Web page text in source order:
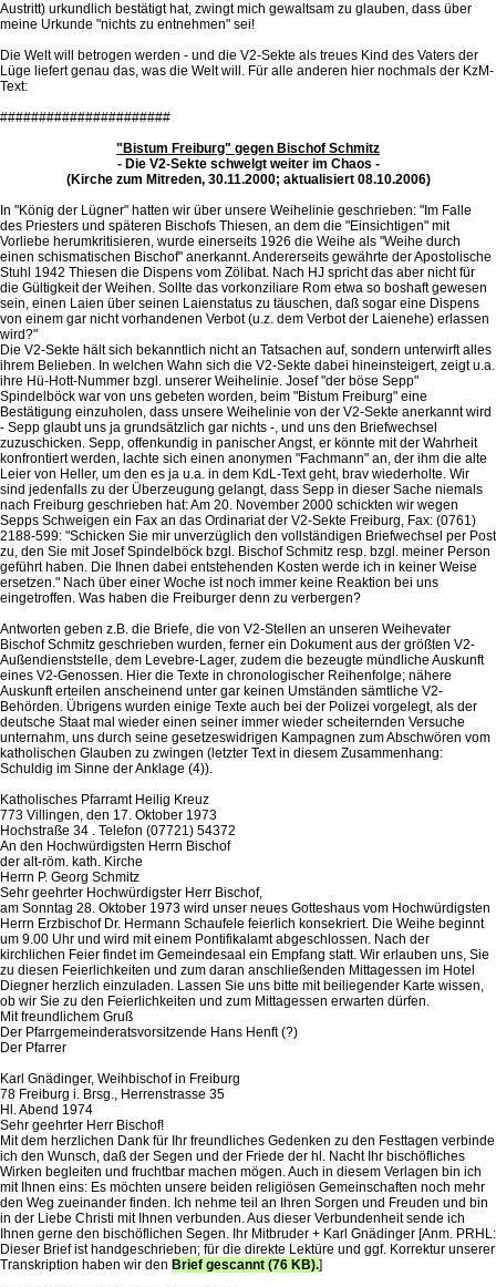
Austritt) urkundlich bestätigt hat, zwingt mich gewaltsam zu glauben, dass über
meine Urkunde "nichts zu entnehmen" sei!
Die Welt will betrogen werden - und die V2-Sekte als treues Kind des Vaters der
Lüge liefert genau das, was die Welt will. Für alle anderen hier nochmals der KzM-
Text:
######################
"Bistum Freiburg" gegen Bischof Schmitz
- Die V2-Sekte schwelgt weiter im Chaos -
(Kirche zum Mitreden, 30.11.2000; aktualisiert 08.10.2006)
In "König der Lügner" hatten wir über unsere Weihelinie geschrieben: "Im Falle
des Priesters und späteren Bischofs Thiesen, an dem die "Einsichtigen" mit
Vorliebe herumkritisieren, wurde einerseits 1926 die Weihe als "Weihe durch
einen schismatischen Bischof" anerkannt. Andererseits gewährte der Apostolische
Stuhl 1942 Thiesen die Dispens vom Zölibat. Nach HJ spricht das aber nicht für
die Gültigkeit der Weihen. Sollte das vorkonziliare Rom etwa so boshaft gewesen
sein, einen Laien über seinen Laienstatus zu täuschen, daß sogar eine Dispens
von einem gar nicht vorhandenen Verbot (u.z. dem Verbot der Laienehe) erlassen
wird?"
Die V2-Sekte hält sich bekanntlich nicht an Tatsachen auf, sondern unterwirft alles
ihrem Belieben. In welchen Wahn sich die V2-Sekte dabei hineinsteigert, zeigt u.a.
ihre Hü-Hott-Nummer bzgl. unserer Weihelinie. Josef "der böse Sepp"
Spindelböck war von uns gebeten worden, beim "Bistum Freiburg" eine
Bestätigung einzuholen, dass unsere Weihelinie von der V2-Sekte anerkannt wird
- Sepp glaubt uns ja grundsätzlich gar nichts -, und uns den Briefwechsel
zuzuschicken. Sepp, offenkundig in panischer Angst, er könnte mit der Wahrheit
konfrontiert werden, lachte sich einen anonymen "Fachmann" an, der ihm die alte
Leier von Heller, um den es ja u.a. in dem KdL-Text geht, brav wiederholte. Wir
sind jedenfalls zu der Überzeugung gelangt, dass Sepp in dieser Sache niemals
nach Freiburg geschrieben hat: Am 20. November 2000 schickten wir wegen
Sepps Schweigen ein Fax an das Ordinariat der V2-Sekte Freiburg, Fax: (0761)
2188-599: "Schicken Sie mir unverzüglich den vollständigen Briefwechsel per Post
zu, den Sie mit Josef Spindelböck bzgl. Bischof Schmitz resp. bzgl. meiner Person
geführt haben. Die Ihnen dabei entstehenden Kosten werde ich in keiner Weise
ersetzen." Nach über einer Woche ist noch immer keine Reaktion bei uns
eingetroffen. Was haben die Freiburger denn zu verbergen?
Antworten geben z.B. die Briefe, die von V2-Stellen an unseren Weihevater
Bischof Schmitz geschrieben wurden, ferner ein Dokument aus der größten V2-
Außendienststelle, dem Levebre-Lager, zudem die bezeugte mündliche Auskunft
eines V2-Genossen. Hier die Texte in chronologischer Reihenfolge; nähere
Auskunft erteilen anscheinend unter gar keinen Umständen sämtliche V2-
Behörden. Übrigens wurden einige Texte auch bei der Polizei vorgelegt, als der
deutsche Staat mal wieder einen seiner immer wieder scheiternden Versuche
unternahm, uns durch seine gesetzeswidrigen Kampagnen zum Abschwören vom
katholischen Glauben zu zwingen (letzter Text in diesem Zusammenhang:
Schuldig im Sinne der Anklage (4)).
Katholisches Pfarramt Heilig Kreuz
773 Villingen, den 17. Oktober 1973
Hochstraße 34 . Telefon (07721) 54372
An den Hochwürdigsten Herrn Bischof
der alt-röm. kath. Kirche
Herrn P. Georg Schmitz
Sehr geehrter Hochwürdigster Herr Bischof,
am Sonntag 28. Oktober 1973 wird unser neues Gotteshaus vom Hochwürdigsten
Herrn Erzbischof Dr. Hermann Schaufele feierlich konsekriert. Die Weihe beginnt
um 9.00 Uhr und wird mit einem Pontifikalamt abgeschlossen. Nach der
kirchlichen Feier findet im Gemeindesaal ein Empfang statt. Wir erlauben uns, Sie
zu diesen Feierlichkeiten und zum daran anschließenden Mittagessen im Hotel
Diegner herzlich einzuladen. Lassen Sie uns bitte mit beiliegender Karte wissen,
ob wir Sie zu den Feierlichkeiten und zum Mittagessen erwarten dürfen.
Mit freundlichem Gruß
Der Pfarrgemeinderatsvorsitzende Hans Henft (?)
Der Pfarrer
Karl Gnädinger, Weihbischof in Freiburg
78 Freiburg i. Brsg., Herrenstrasse 35
Hl. Abend 1974
Sehr geehrter Herr Bischof!
Mit dem herzlichen Dank für Ihr freundliches Gedenken zu den Festtagen verbinde
ich den Wunsch, daß der Segen und der Friede der hl. Nacht Ihr bischöfliches
Wirken begleiten und fruchtbar machen mögen. Auch in diesem Verlagen bin ich
mit Ihnen eins: Es möchten unsere beiden religiösen Gemeinschaften noch mehr
den Weg zueinander finden. Ich nehme teil an Ihren Sorgen und Freuden und bin
in der Liebe Christi mit Ihnen verbunden. Aus dieser Verbundenheit sende ich
Ihnen gerne den bischöflichen Segen. Ihr Mitbruder + Karl Gnädinger [Anm. PRHL:
Dieser Brief ist handgeschrieben; für die direkte Lektüre und ggf. Korrektur unserer
Transkription haben wir den Brief gescannt (76 KB).]